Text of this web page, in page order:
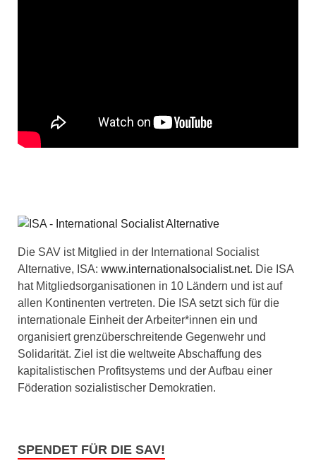
Die SAV ist Mitglied in der International Socialist
Alternative, ISA: www.internationalsocialist.net. Die ISA
hat Mitgliedsorganisationen in 10 Ländern und ist auf
allen Kontinenten vertreten. Die ISA setzt sich für die
internationale Einheit der Arbeiter*innen ein und
organisiert grenzüberschreitende Gegenwehr und
Solidarität. Ziel ist die weltweite Abschaffung des
kapitalistischen Profitsystems und der Aufbau einer
Föderation sozialistischer Demokratien.
SPENDET FÜR DIE SAV!